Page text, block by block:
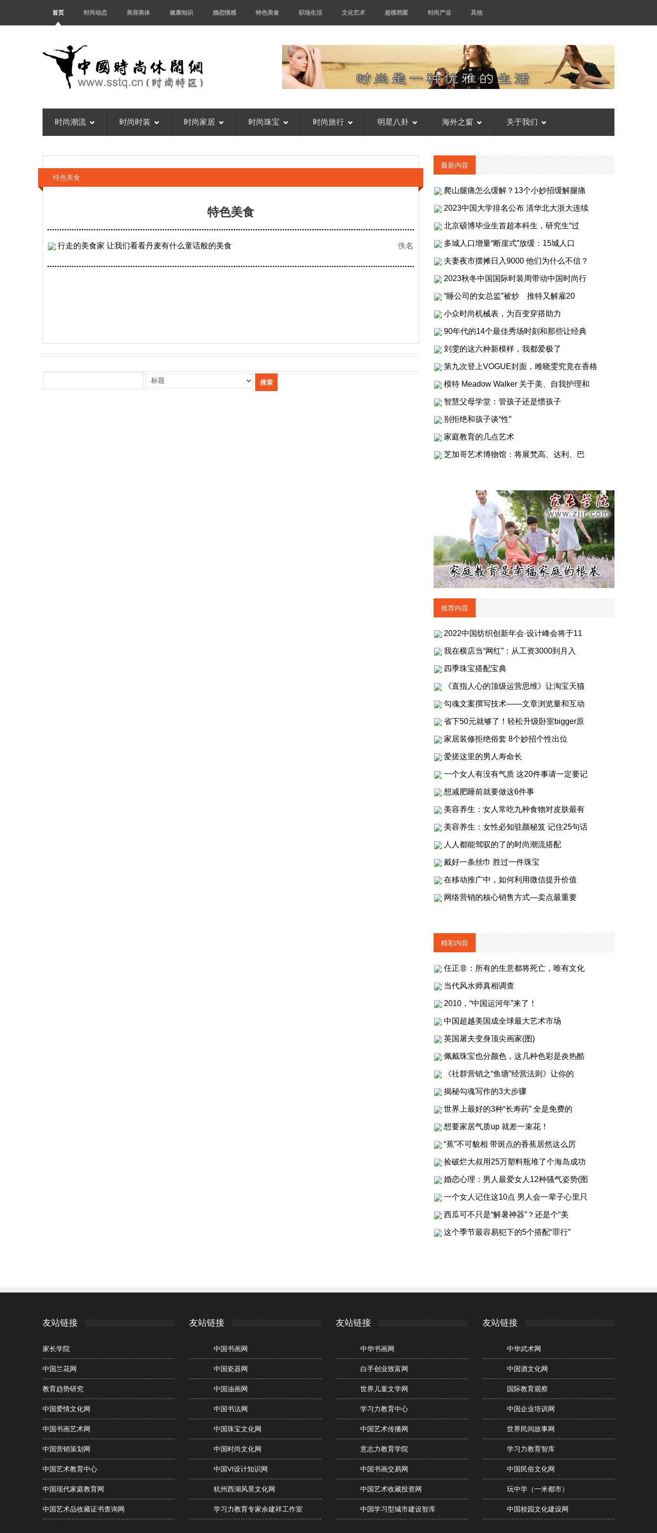
首页 时尚动态 美容美体 健康知识 婚恋情感 特色美食 职场生活 文化艺术 超模档案 时尚产业 其他
时尚潮流 时尚时装 时尚家居 时尚珠宝 时尚旅行 明星八卦 海外之窗 关于我们
特色美食
特色美食
行走的美食家 让我们看看丹麦有什么童话般的美食 佚名
最新内容
爬山腿痛怎么缓解？13个小妙招缓解腿痛
2023中国大学排名公布 清华北大浙大连续
北京硕博毕业生首超本科生，研究生“过
多城人口增量“断崖式”放缓：15城人口
夫妻夜市摆摊日入9000 他们为什么不信？
2023秋冬中国国际时装周带动中国时尚行
“睡公司的女总监”被炒 推特又解雇20
小众时尚机械表，为百变穿搭助力
90年代的14个最佳秀场时刻和那些让经典
刘雯的这六种新模样，我都爱极了
第九次登上VOGUE封面，雎晓雯究竟在香格
模特 Meadow Walker 关于美、自我护理和
智慧父母学堂：管孩子还是惯孩子
别拒绝和孩子谈“性”
家庭教育的几点艺术
芝加哥艺术博物馆：将展梵高、达利、巴
推荐内容
2022中国纺织创新年会·设计峰会将于11
我在横店当“网红”：从工资3000到月入
四季珠宝搭配宝典
《直指人心的顶级运营思维》让淘宝天猫
勾魂文案撰写技术——文章浏览量和互动
省下50元就够了！轻松升级卧室bigger原
家居装修拒绝俗套 8个妙招个性出位
爱搓这里的男人寿命长
一个女人有没有气质 这20件事请一定要记
想减肥睡前就要做这6件事
美容养生：女人常吃九种食物对皮肤最有
美容养生：女性必知驻颜秘笈 记住25句话
人人都能驾驭的了的时尚潮流搭配
戴好一条丝巾 胜过一件珠宝
在移动推广中，如何利用微信提升价值
网络营销的核心销售方式—卖点最重要
精彩内容
任正非：所有的生意都将死亡，唯有文化
当代风水师真相调查
2010，“中国运河年”来了！
中国超越美国成全球最大艺术市场
英国屠夫变身顶尖画家(图)
佩戴珠宝也分颜色，这几种色彩是炎热酷
《社群营销之“鱼塘”经营法则》让你的
揭秘勾魂写作的3大步骤
世界上最好的3种“长寿药” 全是免费的
想要家居气质up 就差一束花！
“蕉”不可貌相 带斑点的香蕉居然这么厉
捡破烂大叔用25万塑料瓶堆了个海岛成功
婚恋心理：男人最爱女人12种骚气姿势(图
一个女人记住这10点 男人会一辈子心里只
西瓜可不只是“解暑神器”？还是个“美
这个季节最容易犯下的5个搭配“罪行”
友站链接
家长学院
中国兰花网
教育趋势研究
中国爱情文化网
中国书画艺术网
中国营销策划网
中国艺术教育中心
中国现代家庭教育网
中国艺术品收藏证书查询网
友站链接
中国书画网
中国瓷器网
中国油画网
中国书法网
中国珠宝文化网
中国时尚文化网
中国VI设计知识网
杭州西湖风景文化网
学习力教育专家余建祥工作室
友站链接
中华书画网
白手创业致富网
世界儿童文学网
学习力教育中心
中国艺术传播网
意志力教育学院
中国书画交易网
中国艺术收藏投资网
中国学习型城市建设智库
友站链接
中华武术网
中国酒文化网
国际教育观察
中国企业培训网
世界民间故事网
学习力教育智库
中国民俗文化网
玩中学（一米都市）
中国校园文化建设网